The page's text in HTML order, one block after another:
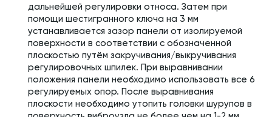
дальнейшей регулировки относа. Затем при
помощи шестигранного ключа на 3 мм
устанавливается зазор панели от изолируемой
поверхности в соответствии с обозначенной
плоскостью путём закручивания/выкручивания
регулировочных шпилек. При выравнивании
положения панели необходимо использовать все 6
регулируемых опор. После выравнивания
плоскости необходимо утопить головки шурупов в